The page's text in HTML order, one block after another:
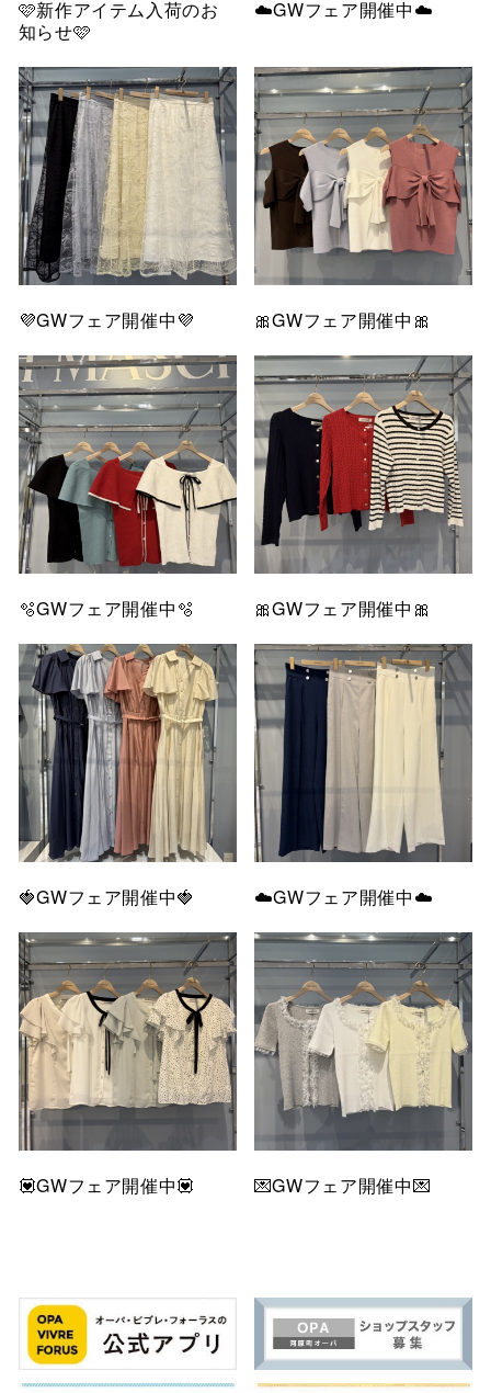
🩷新作アイテム入荷のお
知らせ🩷
☁️GWフェア開催中☁️
💜GWフェア開催中💜 🎀GWフェア開催中🎀
🫧GWフェア開催中🫧 🎀GWフェア開催中🎀
🍓GWフェア開催中🍓 ☁️GWフェア開催中☁️
💟GWフェア開催中💟 💌GWフェア開催中💌